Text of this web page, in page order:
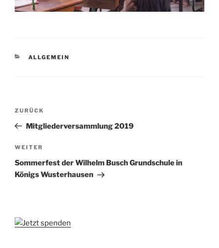
KATEGORIEN
ALLGEMEIN
Beitragsnavigation
Vorheriger
Beitrag
ZURÜCK
Mitgliederversammlung 2019
Nächster
Beitrag
WEITER
Sommerfest der Wilhelm Busch Grundschule in
Königs Wusterhausen